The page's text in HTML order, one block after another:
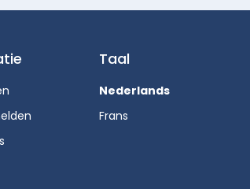
Taal
Nederlands
Frans